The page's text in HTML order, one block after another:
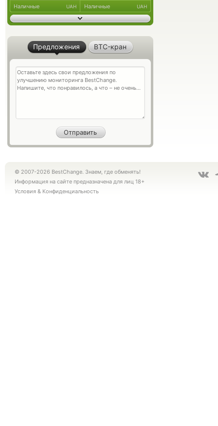
Наличные UAH Наличные UAH
Предложения BTC-кран
© 2007-2026 BestChange. Знаем, где обменять!
Информация на сайте предназначена для лиц 18+
Условия & Конфиденциальность